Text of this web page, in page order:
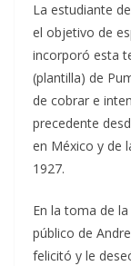
La estudiante
el objetivo de
incorporó esta
(plantilla) de
de cobrar e
precedente
en México y de
1927.
En la toma de
público de
felicitó y le